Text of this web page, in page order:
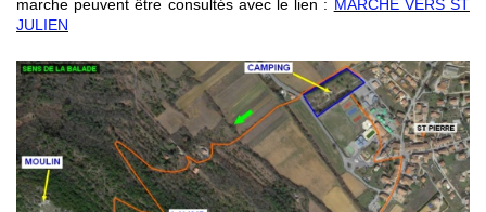
marche peuvent être consultés avec le lien : MARCHE VERS ST
JULIEN